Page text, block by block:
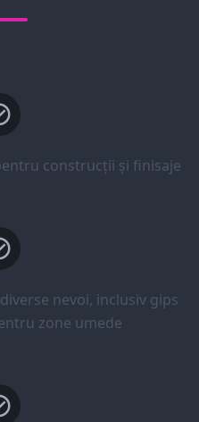
construcții și finisaje
nevoi, inclusiv gips
zone umede